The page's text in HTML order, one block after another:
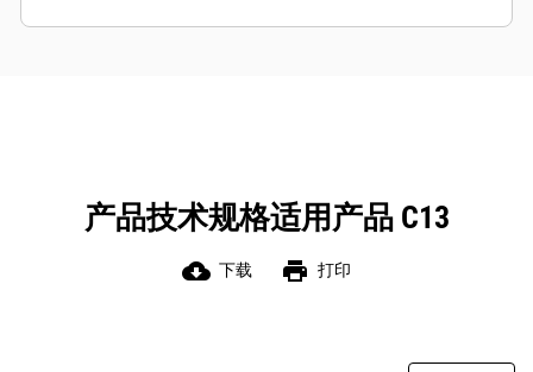
产品技术规格适用产品 C13
cloud_download 下载 print 打印